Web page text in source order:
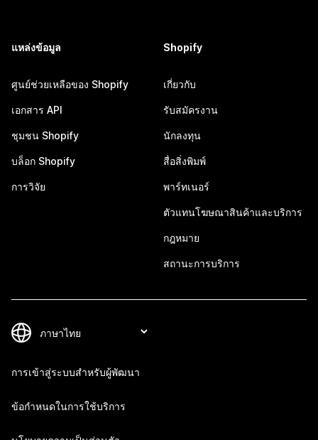
แหล่งข้อมูล
ศูนย์ช่วยเหลือของ Shopify
เอกสาร API
ชุมชน Shopify
บล็อก Shopify
การวิจัย
Shopify
เกี่ยวกับ
รับสมัครงาน
นักลงทุน
สื่อสิ่งพิมพ์
พาร์ทเนอร์
ตัวแทนโฆษณาสินค้าและบริการ
กฎหมาย
สถานะการบริการ
การเข้าสู่ระบบสำหรับผู้พัฒนา
ข้อกำหนดในการใช้บริการ